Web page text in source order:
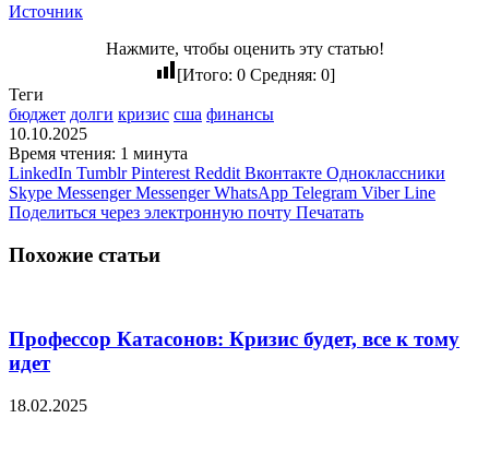
Источник
Нажмите, чтобы оценить эту статью!
[Итого: 0Средняя: 0]
Теги
бюджет долги кризис сша финансы
10.10.2025
Время чтения: 1 минута
LinkedIn Tumblr Pinterest Reddit Вконтакте Одноклассники
Skype Messenger Messenger WhatsApp Telegram Viber Line
Поделиться через электронную почту Печатать
Похожие статьи
Профессор Катасонов: Кризис будет, все к тому
идет
18.02.2025